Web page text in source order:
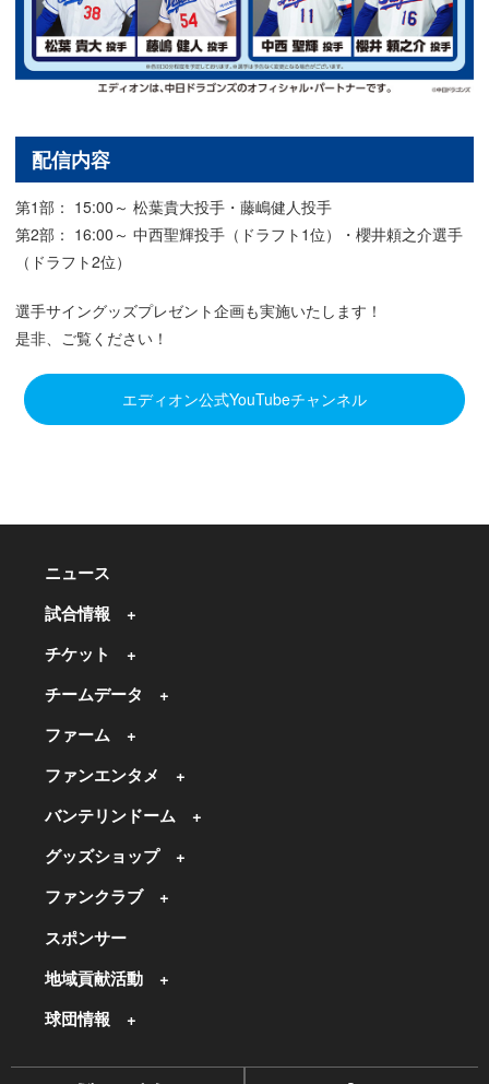
配信内容
第1部： 15:00～ 松葉貴大投手・藤嶋健人投手
第2部： 16:00～ 中西聖輝投手（ドラフト1位）・櫻井頼之介選手
（ドラフト2位）
選手サイングッズプレゼント企画も実施いたします！
是非、ご覧ください！
エディオン公式YouTubeチャンネル
ニュース
試合情報
チケット
チームデータ
ファーム
ファンエンタメ
バンテリンドーム
グッズショップ
ファンクラブ
スポンサー
地域貢献活動
球団情報